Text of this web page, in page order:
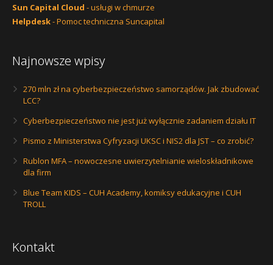
Sun Capital Cloud - usługi w chmurze
Helpdesk- Pomoc techniczna Suncapital
Najnowsze wpisy
270 mln zł na cyberbezpieczeństwo samorządów. Jak zbudować
LCC?
Cyberbezpieczeństwo nie jest już wyłącznie zadaniem działu IT
Pismo z Ministerstwa Cyfryzacji UKSC i NIS2 dla JST – co zrobić?
Rublon MFA – nowoczesne uwierzytelnianie wieloskładnikowe
dla firm
Blue Team KIDS – CUH Academy, komiksy edukacyjne i CUH
TROLL
Kontakt